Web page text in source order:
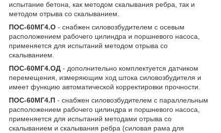
испытание бетона, как методом скалывания ребра, так и
методом отрыва со скалыванием.
ПОС-60МГ4.О - снабжен силовозбудителем с осевым
расположением рабочего цилиндра и поршневого насоса,
применяется для испытаний методом отрыва со
скалыванием.
ПОС-60МГ4.ОД - дополнительно комплектуется датчиком
перемещения, измеряющим ход штока силовозбудителя и
имеет функцию автоматической корректировки прочности.
ПОС-60МГ4.П - снабжен силовозбудителем с параллельным
расположением рабочего цилиндра и поршневого насоса,
применяется для испытаний методами отрыва со
скалыванием и скалывания ребра (силовая рама для